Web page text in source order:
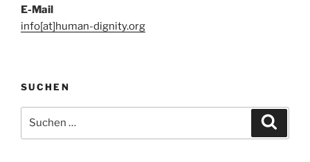
E-Mail
info[at]human-dignity.org
SUCHEN
nach: